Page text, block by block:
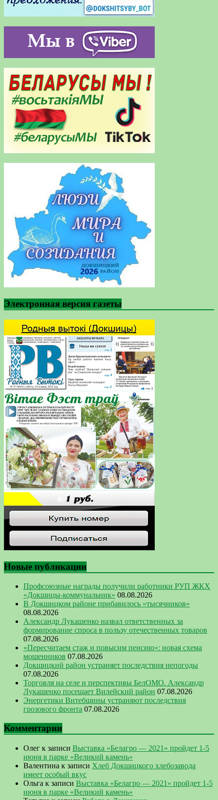
Электронная версия газеты
Новые публикации
Профсоюзные награды получили работники РУП ЖКХ
«Докшицы-коммунальник» 08.08.2026
В Докшицком районе прибавилось «тысячников»
08.08.2026
Александр Лукашенко назвал ответственных за
формирование спроса в пользу отечественных товаров
07.08.2026
«Пересчитаем стаж и повысим пенсию»: новая схема
мошенников 07.08.2026
Докшицкий район устраняет последствия непогоды
07.08.2026
Торговля на селе и перспективы БелОМО. Александр
Лукашенко посещает Вилейский район 07.08.2026
Энергетики Витебщины устраняют последствия
грозового фронта 07.08.2026
Комментарии
Олег к записи Выставка «Белагро — 2021» пройдет 1-5
июня в парке «Великий камень»
Валентина к записи Хлеб Докшицкого хлебозавода
имеет особый вкус
Ольга к записи Выставка «Белагро — 2021» пройдет 1-5
июня в парке «Великий камень»